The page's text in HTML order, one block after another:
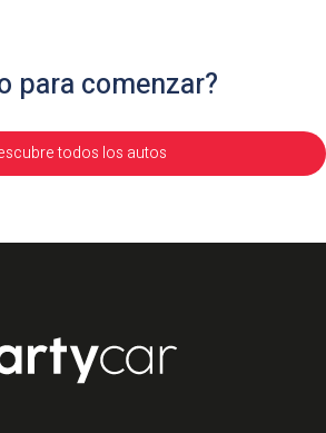
para comenzar?
todos los autos